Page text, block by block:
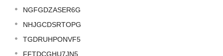
NGFGDZASER6G
NHJGCDSRTOPG
TGDRUHPONVF5
FFTDCGHU7JN5